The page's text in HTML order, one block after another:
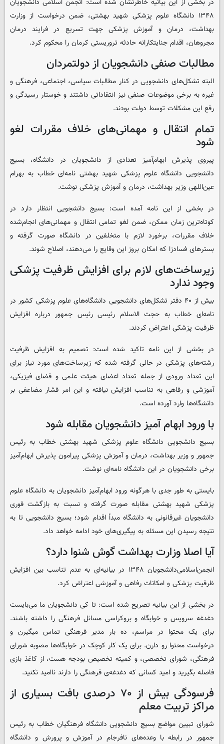
۱۳۴۸ دانشگاه علوم پزشکی شهید بهشتی، ضمن درخواست از وزارت
بهداشت، درمان و آموزش پزشکی جهت تسریع در فرایند درمان
مجروهان، اقدام جنایتکارانه حادثه تروریستی کرمان را محکوم کرد.
مطالبات صنفی دانشجویان از دولتمردان
البته تشکل‌های دانشجویی در کنار مطالبات سیاسی، اجتماعی، فرهنگی و
غیره به برخی موضوعات صنفی نیز انتقاداتی داشتند و خوستار رسیدگی و
رفع این مشکلات توسط دولت بودند.
تمام انتقال و مهمانی‌های خلاف مقررات لغو
شود
پیروی پذیرش ابهام‌آمیز تعدادی از دانشجویان در دانشگاه، بسیج
دانشجویی دانشگاه علوم پزشکی شهید بهشتی نامه‌ای خطاب به بهرام
عین‌اللهی وزیر بهداشت، درمان و آموزش پزشکی نوشت.
در بخشی از این نامه آمده است: بسیج دانشجویی انتظار دارد در
کوتاه‌ترین زمان ممکن، ضمن لغو تمامی انتقال و مهمانی‌های انجام‌شده
خلاف مقررات، برخورد لازم با متخلفین در دانشگاه صورت گرفته و
بسترهای فسادزا که امکان بروز این وقایع را می‌دهند، اصلاح شوند.
زیرساخت‌های لازم برای افزایش ظرفیت پزشکی
وجود ندارد
بیش از ۴۰ دفتر تشکل‌های دانشجویی دانشگاه‌های علوم پزشکی کشور در
نامه‌ای خطاب به حجت الاسلام رئیسی رئیس جمهور درباره افزایش
ظرفیت پزشکی اعتراض کردند.
در بخشی از این نامه تاکید شده است: تصمیم به افزایش ظرفیت
رشته‌های پزشکی در حالی گرفته شده که زیرساخت‌های مورد نیاز برای
این تعداد ورودی از جمله تعداد اعضای هیئت علمی و فضای فیزیکی،
آموزشی و رفاهی به تناسب افزایش نیافته و این امر فشار مضاعفی بر
دانشگاه‌ها وارد آورده است.
با ورود ابهام آمیز دانشجویان مقابله شود
بسیج دانشجویی دانشگاه علوم پزشکی شهید بهشتی خطاب به رئیس
جمهور و وزیر بهداشت، درمان و آموزش پزشکی پیرامون پذیرش ابهام‌آمیز
برخی دانشجویان در این دانشگاه نامه‌ای نوشت.
بایستی به طور جدی با هرگونه ورود ابهام‌آمیز دانشجویان به دانشگاه علوم
پزشکی شهید بهشتی مقابله صورت گرفته و نسبت به بازگشت فوری
دانشجویان غیرقانونی به دانشگاه مبدأ اقدام شود؛ بسیج دانشجویی تا به
نتیجه رسیدن این مسئله به پیگیری‌های خود ادامه خواهد داد.
آیا اصلا وزارت بهداشت گوش شنوا دارد؟
انجمن‌اسلامی‌دانشجویان ۱۳۴۸ در بیانیه‌ای به عدم تناسب بین افزایش
ظرفیت پزشکی و امکانات رفاهی و آموزشی اعتراض کرد.
در بخشی از این بیانیه تصریح شده است: تا کی دانشجویان ما می‌بایست
دغدغه سرویس و خوابگاه و بروکراسی مسائل فرهنگی را داشته باشند.
برای یک محتوا در مراسم، ده بار مدیر فرهنگی تماس میگیرن و
درخواست محتوا رو دارن. برای یک کار کوچک در خوابگاه‌ها مصوبه شورای
فرهنگی، شورای تخصصی، و کمیته تخصیص بودجه هست، از کاغذ بازی
فاصله بگیرید و امید کسانی که دغدغه‌ی فرهنگی را دارند ناامید نکنید.
فرسودگی بیش از ۷۰ درصدی بافت بسیاری از
مراکز تربیت معلم
شورای تبیین مواضع بسیج دانشجویی دانشگاه فرهنگیان خطاب به رئیس
جمهور در رابطه با وعده‌های نافرجام در آموزش و پرورش و دانشگاه